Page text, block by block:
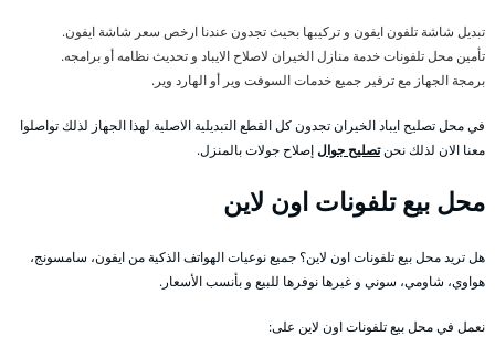
تبديل شاشة تلفون ايفون و تركيبها بحيث تجدون عندنا ارخص سعر شاشة ايفون.
تأمين محل تلفونات خدمة منازل الخيران لاصلاح الايباد و تحديث نظامه أو برامجه.
برمجة الجهاز مع ترفير جميع خدمات السوفت وير أو الهارد وير.
في محل تصليح ايباد الخيران تجدون كل القطع التبديلية الاصلية لهذا الجهاز لذلك تواصلوا
معنا الان لذلك نحنتصليح جوالإصلاح جولات بالمنزل.
محل بيع تلفونات اون لاين
هل تريد محل بيع تلفونات اون لاين؟ جميع نوعيات الهواتف الذكية من ايفون، سامسونج،
هواوي، شاومي، سوني و غيرها نوفرها للبيع و بأنسب الأسعار.
نعمل في محل بيع تلفونات اون لاين على: